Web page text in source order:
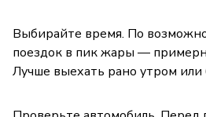
Выбирайте время. По
поездок в пик жары —
Лучше выехать рано утром или